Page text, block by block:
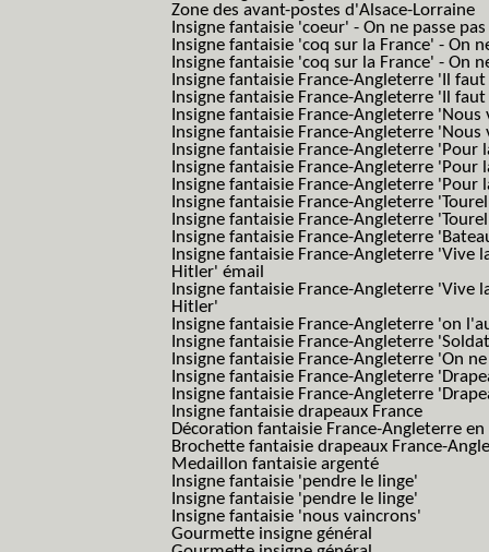
Zone des avant-postes d'Alsace-Lorraine
Insigne fantaisie 'coeur' - On ne passe pas
Insigne fantaisie 'coq sur la France' - On
Insigne fantaisie 'coq sur la France' - On
Insigne fantaisie France-Angleterre 'Il
Insigne fantaisie France-Angleterre 'Il
Insigne fantaisie France-Angleterre
Insigne fantaisie France-Angleterre
Insigne fantaisie France-Angleterre 'Pour
Insigne fantaisie France-Angleterre 'Pour
Insigne fantaisie France-Angleterre 'Pour
Insigne fantaisie France-Angleterre
Insigne fantaisie France-Angleterre
Insigne fantaisie France-Angleterre
Insigne fantaisie France-Angleterre
Hitler' émail
Insigne fantaisie France-Angleterre
Hitler'
Insigne fantaisie France-Angleterre 'on
Insigne fantaisie France-Angleterre
Insigne fantaisie France-Angleterre 'On
Insigne fantaisie France-Angleterre
Insigne fantaisie France-Angleterre
Insigne fantaisie drapeaux France
Décoration fantaisie France-Angleterre en
Brochette fantaisie drapeaux France-
Medaillon fantaisie argenté
Insigne fantaisie 'pendre le linge'
Insigne fantaisie 'pendre le linge'
Insigne fantaisie 'nous vaincrons'
Gourmette insigne général